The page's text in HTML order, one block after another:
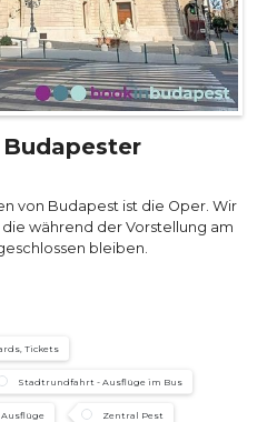
von Budapest ist die Oper. Wir
während der Vorstellung am
bleiben.
Tickets
Stadtrundfahrt - Ausflüge im Bus
Zentral Pest